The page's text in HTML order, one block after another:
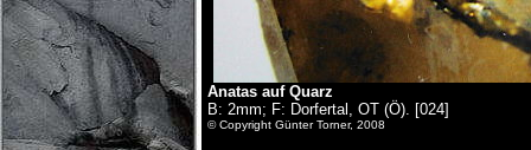
Anatas auf Quarz
B: 2mm; F: Dorfertal, OT (Ö). [024]
© Copyright Günter Torner, 2008